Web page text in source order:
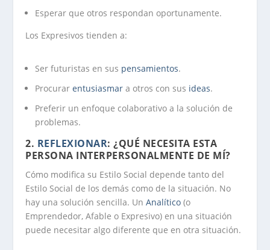
Esperar que otros respondan oportunamente.
Los Expresivos tienden a:
Ser futuristas en sus pensamientos.
Procurarentusiasmar a otros con sus ideas.
Preferir un enfoque colaborativo a la solución de
problemas.
2. REFLEXIONAR: ¿QUÉ NECESITA ESTA
PERSONA INTERPERSONALMENTE DE MÍ?
Cómo modifica su Estilo Social depende tanto del
Estilo Social de los demás como de la situación. No
hay una solución sencilla. UnAnalítico (o
Emprendedor, Afable o Expresivo) en una situación
puede necesitar algo diferente que en otra situación.